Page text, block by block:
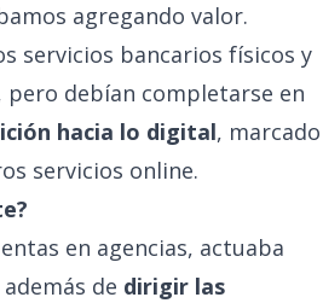
agregando valor.
servicios bancarios físicos y
pero debían completarse en
hacia lo digital, marcado
servicios online.
en agencias, actuaba
de dirigir las